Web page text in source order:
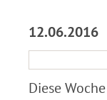
12.06.2016
Diese